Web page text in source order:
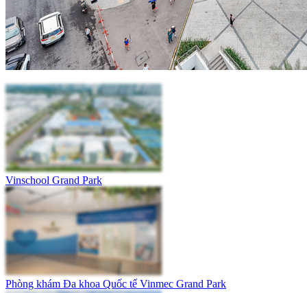
Vinschool Grand Park
Phòng khám Đa khoa Quốc tế Vinmec Grand Park